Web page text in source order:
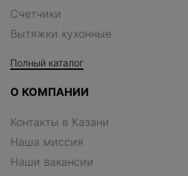
Счетчики
Вытяжки кухонные
Полный каталог
О КОМПАНИИ
Контакты в Казани
Наша миссия
Наши вакансии